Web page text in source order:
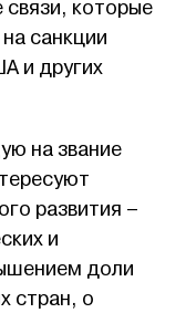
связи, которые
санкции
и других
на звание
развития –
и
доли
стран, о